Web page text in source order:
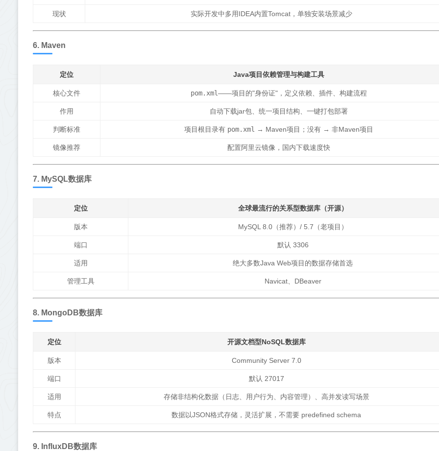
现状 实际开发中多用IDEA内置Tomcat，单独安装场景减少
6. Maven
定位 Java项目依赖管理与构建工具
核心文件 pom.xml——项目的"身份证"，定义依赖、插件、构建流程
作用 自动下载jar包、统一项目结构、一键打包部署
判断标准 项目根目录有 pom.xml → Maven项目；没有 → 非Maven项目
镜像推荐 配置阿里云镜像，国内下载速度快
7. MySQL数据库
定位 全球最流行的关系型数据库（开源）
版本 MySQL 8.0（推荐）/ 5.7（老项目）
端口 默认 3306
适用 绝大多数Java Web项目的数据存储首选
管理工具 Navicat、DBeaver
8. MongoDB数据库
定位 开源文档型NoSQL数据库
版本 Community Server 7.0
端口 默认 27017
适用 存储非结构化数据（日志、用户行为、内容管理）、高并发读写场景
特点 数据以JSON格式存储，灵活扩展，不需要 predefined schema
9. InfluxDB数据库